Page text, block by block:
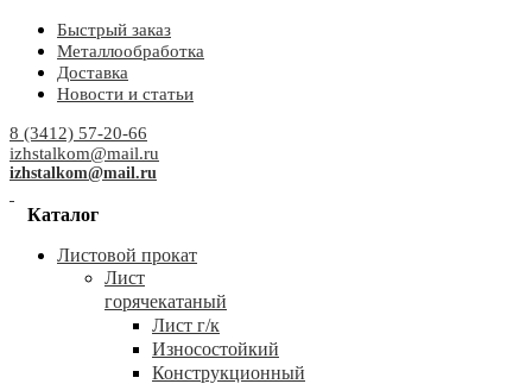
Быстрый заказ
Металлообработка
Доставка
Новости и статьи
8 (3412) 57-20-66
izhstalkom@mail.ru
izhstalkom@mail.ru
Каталог
Листовой прокат
Лист
горячекатаный
Лист г/к
Износостойкий
Конструкционный